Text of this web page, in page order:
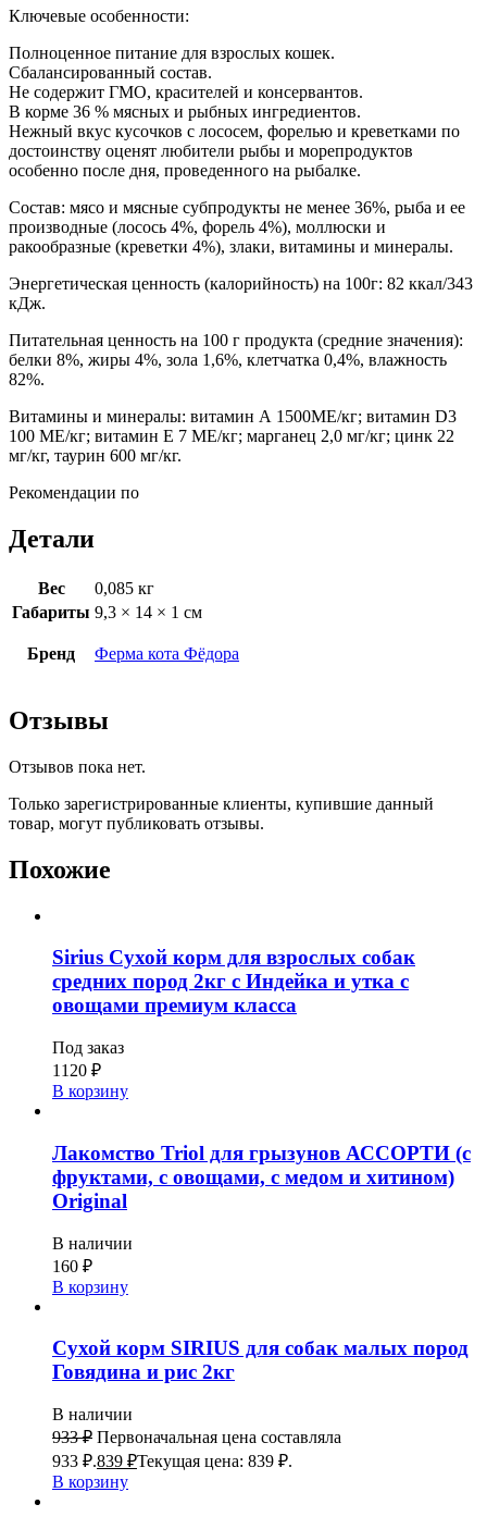
Ключевые особенности:
Полноценное питание для взрослых кошек.
Сбалансированный состав.
Не содержит ГМО, красителей и консервантов.
В корме 36 % мясных и рыбных ингредиентов.
Нежный вкус кусочков с лососем, форелью и креветками по
достоинству оценят любители рыбы и морепродуктов
особенно после дня, проведенного на рыбалке.
Cостав: мясо и мясные субпродукты не менее 36%, рыба и ее
производные (лосось 4%, форель 4%), моллюски и
ракообразные (креветки 4%), злаки, витамины и минералы.
Энергетическая ценность (калорийность) на 100г: 82 ккал/343
кДж.
Питательная ценность на 100 г продукта (средние значения):
белки 8%, жиры 4%, зола 1,6%, клетчатка 0,4%, влажность
82%.
Витамины и минералы: витамин А 1500ME/кг; витамин D3
100 МЕ/кг; витамин Е 7 ME/кг; марганец 2,0 мг/кг; цинк 22
мг/кг, таурин 600 мг/кг.
Рекомендации по
Детали
Вес
0,085 кг
Габариты 9,3 × 14 × 1 см
Бренд Ферма кота Фёдора
Отзывы
Отзывов пока нет.
Только зарегистрированные клиенты, купившие данный
товар, могут публиковать отзывы.
Похожие
Sirius Сухой корм для взрослых собак
средних пород 2кг с Индейка и утка с
овощами премиум класса
Под заказ
1120 ₽
В корзину
Лакомство Triol для грызунов АССОРТИ (с
фруктами, с овощами, с медом и хитином)
Original
В наличии
160 ₽
В корзину
Сухой корм SIRIUS для собак малых пород
Говядина и рис 2кг
В наличии
933₽ Первоначальная цена составляла
933 ₽.839 ₽Текущая цена: 839 ₽.
В корзину